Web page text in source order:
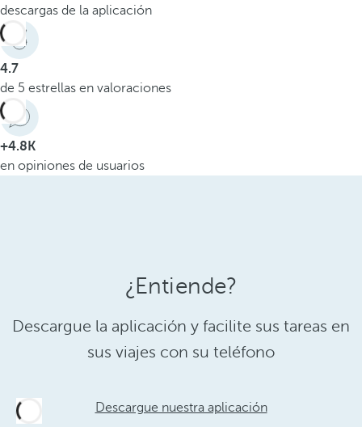
descargas de la aplicación
4.7
de 5 estrellas en valoraciones
+4.8K
en opiniones de usuarios
¿Entiende?
Descargue la aplicación y facilite sus tareas en
sus viajes con su teléfono
Descargue nuestra aplicación